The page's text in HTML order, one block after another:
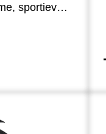
sportieve
voor
raken met